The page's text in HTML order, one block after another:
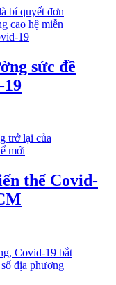
sức đề
19
thể Covid-